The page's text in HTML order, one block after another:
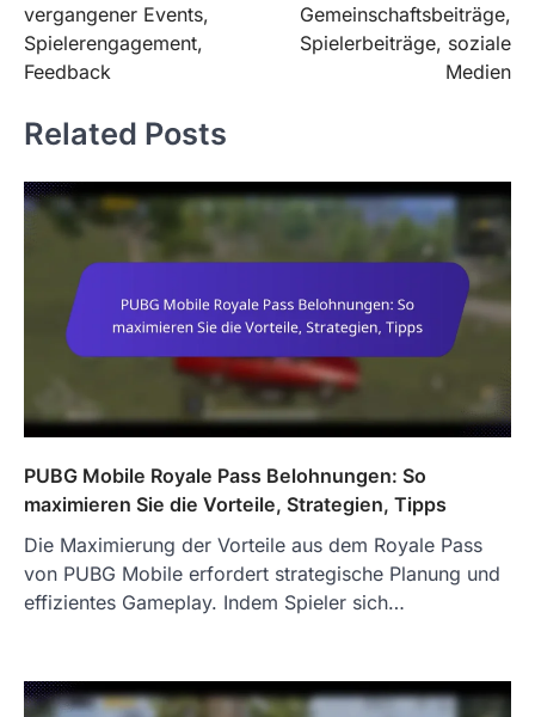
vergangener Events,
Spielerengagement,
Feedback
Gemeinschaftsbeiträge,
Spielerbeiträge, soziale
Medien
Related Posts
PUBG Mobile Royale Pass Belohnungen: So
maximieren Sie die Vorteile, Strategien, Tipps
Die Maximierung der Vorteile aus dem Royale Pass
von PUBG Mobile erfordert strategische Planung und
effizientes Gameplay. Indem Spieler sich…